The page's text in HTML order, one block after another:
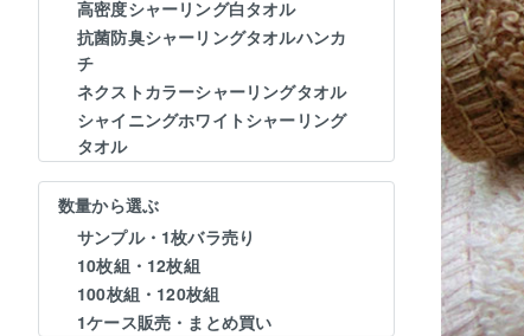
高密度シャーリング白タオル
抗菌防臭シャーリングタオルハンカ
チ
ネクストカラーシャーリングタオル
シャイニングホワイトシャーリング
タオル
数量から選ぶ
サンプル・1枚バラ売り
10枚組・12枚組
100枚組・120枚組
1ケース販売・まとめ買い